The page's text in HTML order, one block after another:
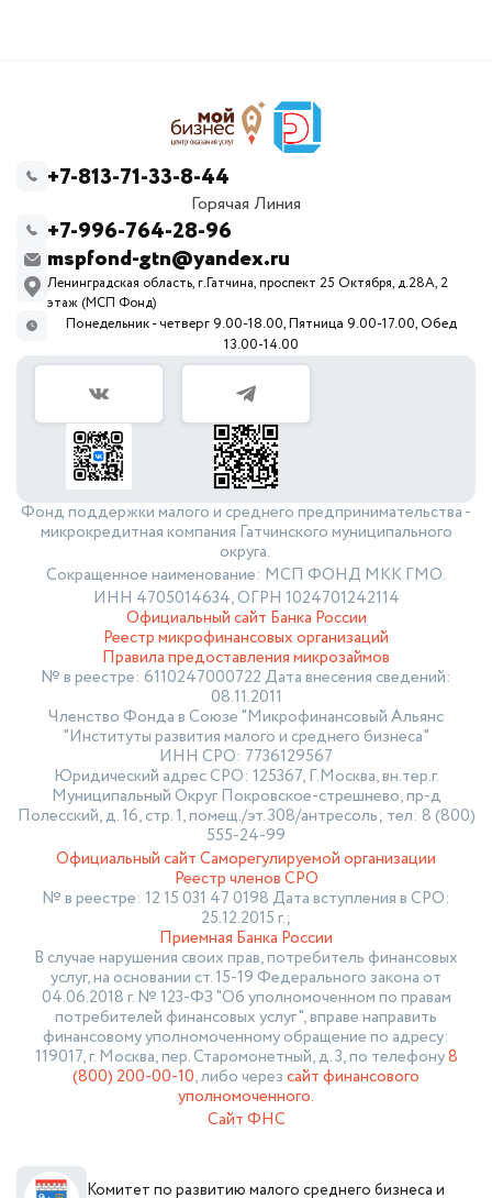
+7-813-71-33-8-44
Горячая Линия
+7-996-764-28-96
mspfond-gtn@yandex.ru
Ленинградская область, г.Гатчина, проспект 25 Октября, д.28А, 2
этаж (МСП Фонд)
Понедельник - четверг 9.00-18.00, Пятница 9.00-17.00, Обед
13.00-14.00
Фонд поддержки малого и среднего предпринимательства -
микрокредитная компания Гатчинского муниципального
округа.
Сокращенное наименование: МСП ФОНД МКК ГМО.
ИНН 4705014634, ОГРН 1024701242114
Официальный сайт Банка России
Реестр микрофинансовых организаций
Правила предоставления микрозаймов
№ в реестре: 6110247000722 Дата внесения сведений:
08.11.2011
Членство Фонда в Союзе "Микрофинансовый Альянс
"Институты развития малого и среднего бизнеса"
ИНН СРО: 7736129567
Юридический адрес СРО: 125367, Г.Москва, вн.тер.г.
Муниципальный Округ Покровское-стрешнево, пр-д
Полесский, д. 16, стр. 1, помещ./эт. 308/антресоль; тел: 8 (800)
555-24-99
Официальный сайт Саморегулируемой организации
Реестр членов СРО
№ в реестре: 12 15 031 47 0198 Дата вступления в СРО:
25.12.2015 г.;
Приемная Банка России
В случае нарушения своих прав, потребитель финансовых
услуг, на основании ст. 15-19 Федерального закона от
04.06.2018 г. № 123-ФЗ "Об уполномоченном по правам
потребителей финансовых услуг", вправе направить
финансовому уполномоченному обращение по адресу:
119017, г. Москва, пер. Старомонетный, д. 3, по телефону8
(800) 200-00-10, либо черезсайт финансового
уполномоченного.
Сайт ФНС
Комитет по развитию малого среднего бизнеса и